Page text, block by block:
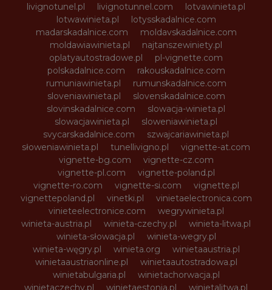
livignotunel.pl
livignotunnel.com
lotvawinieta.pl
lotwawinieta.pl
lotysskadalnice.com
madarskadalnice.com
moldavskadalnice.com
moldawiawinieta.pl
najtanszewiniety.pl
oplatyautostradowe.pl
pl-vignette.com
polskadalnice.com
rakouskadalnice.com
rumuniawinieta.pl
rumunskadalnice.com
sloveniawinieta.pl
slovenskadalnice.com
slovinskadalnice.com
slowacja-winieta.pl
slowacjawinieta.pl
sloweniawinieta.pl
svycarskadalnice.com
szwajcariawinieta.pl
słoweniawinieta.pl
tunellivigno.pl
vignette-at.com
vignette-bg.com
vignette-cz.com
vignette-pl.com
vignette-poland.pl
vignette-ro.com
vignette-si.com
vignette.pl
vignettepoland.pl
vinetki.pl
vinietaelectronica.com
vinieteelectronice.com
wegrywinieta.pl
winieta-austria.pl
winieta-czechy.pl
winieta-litwa.pl
winieta-słowacja.pl
winieta-wegry.pl
winieta-węgry.pl
winieta.org
winietaaustria.pl
winietaaustriaonline.pl
winietaautostradowa.pl
winietabulgaria.pl
winietachorwacja.pl
winietaczechy.pl
winietaestonia.pl winietalitwa.pl